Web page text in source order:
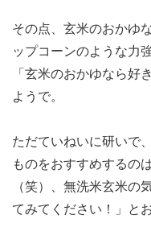
その点、玄米のおかゆ
ップコーンのような力
「玄米のおかゆなら好
ようで。
ただていねいに研いで
ものをおすすめするの
（笑）、無洗米玄米の
てみてください！」と